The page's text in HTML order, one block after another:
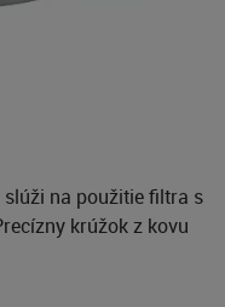
na použitie filtra s
krúžok z kovu